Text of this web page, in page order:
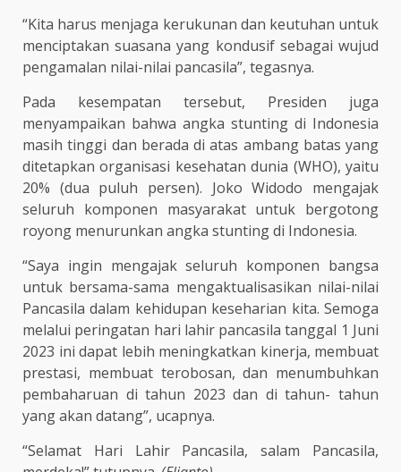
“Kita harus menjaga kerukunan dan keutuhan untuk
menciptakan suasana yang kondusif sebagai wujud
pengamalan nilai-nilai pancasila”, tegasnya.
Pada kesempatan tersebut, Presiden juga
menyampaikan bahwa angka stunting di Indonesia
masih tinggi dan berada di atas ambang batas yang
ditetapkan organisasi kesehatan dunia (WHO), yaitu
20% (dua puluh persen). Joko Widodo mengajak
seluruh komponen masyarakat untuk bergotong
royong menurunkan angka stunting di Indonesia.
“Saya ingin mengajak seluruh komponen bangsa
untuk bersama-sama mengaktualisasikan nilai-nilai
Pancasila dalam kehidupan keseharian kita. Semoga
melalui peringatan hari lahir pancasila tanggal 1 Juni
2023 ini dapat lebih meningkatkan kinerja, membuat
prestasi, membuat terobosan, dan menumbuhkan
pembaharuan di tahun 2023 dan di tahun- tahun
yang akan datang”, ucapnya.
“Selamat Hari Lahir Pancasila, salam Pancasila,